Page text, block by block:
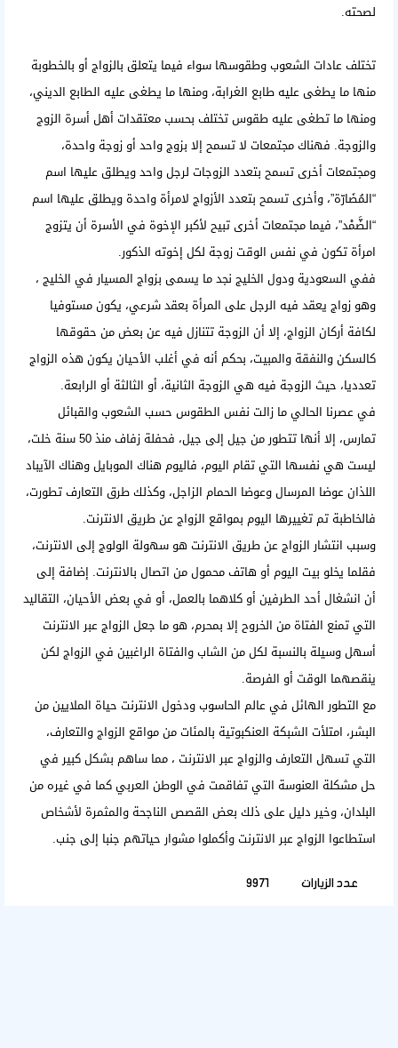
لصحته.
تختلف عادات الشعوب وطقوسها سواء فيما يتعلق بالزواج أو بالخطوبة
منها ما يطغى عليه طابع الغرابة، ومنها ما يطغى عليه الطابع الديني،
ومنها ما تطغى عليه طقوس تختلف بحسب معتقدات أهل أسرة الزوج
والزوجة. فهناك مجتمعات لا تسمح إلا بزوج واحد أو زوجة واحدة،
ومجتمعات أخرى تسمح بتعدد الزوجات لرجل واحد ويطلق عليها اسم
“المُضَارّة”، وأخرى تسمح بتعدد الأزواج لامرأة واحدة ويطلق عليها اسم
“الضَّمْد”، فيما مجتمعات أخرى تبيح لأكبر الإخوة في الأسرة أن يتزوج
امرأة تكون في نفس الوقت زوجة لكل إخوته الذكور.
ففي السعودية ودول الخليج نجد ما يسمى بزواج المسيار في الخليج ،
وهو زواج يعقد فيه الرجل على المرأة بعقد شرعي، يكون مستوفيا
لكافة أركان الزواج، إلا أن الزوجة تتنازل فيه عن بعض من حقوقها
كالسكن والنفقة والمبيت، بحكم أنه في أغلب الأحيان يكون هذه الزواج
تعدديا، حيث الزوجة فيه هي الزوجة الثانية، أو الثالثة أو الرابعة.
في عصرنا الحالي ما زالت نفس الطقوس حسب الشعوب والقبائل
تمارس، إلا أنها تتطور من جيل إلى جيل، فحفلة زفاف منذ 50 سنة خلت،
ليست هي نفسها التي تقام اليوم، فاليوم هناك الموبايل وهناك الآيباد
اللذان عوضا المرسال وعوضا الحمام الزاجل، وكذلك طرق التعارف تطورت،
فالخاطبة تم تغييرها اليوم بمواقع الزواج عن طريق الانترنت.
وسبب انتشارالزواج عن طريق الانترنت هو سهولة الولوج إلى الانترنت،
فقلما يخلو بيت اليوم أو هاتف محمول من اتصال بالانترنت. إضافة إلى
أن انشغال أحد الطرفين أو كلاهما بالعمل، أو في بعض الأحيان، التقاليد
التي تمنع الفتاة من الخروح إلا بمحرم، هو ما جعل الزواج عبر الانترنت
أسهل وسيلة بالنسبة لكل من الشاب والفتاة الراغبين في الزواج لكن
ينقصهما الوقت أو الفرصة.
مع التطور الهائل في عالم الحاسوب ودخول الانترنت حياة الملايين من
البشر، امتلأت الشبكة العنكبوتية بالمئات من مواقع الزواج والتعارف،
التي تسهل التعارف والزواج عبر الانترنت ، مما ساهم بشكل كبير في
حل مشكلة العنوسة التي تفاقمت في الوطن العربي كما في غيره من
البلدان، وخير دليل على ذلك بعض القصص الناجحة والمثمرة لأشخاص
استطاعوا الزواج عبر الانترنت وأكملوا مشوار حياتهم جنبا إلى جنب.
عدد الزيارات 9971